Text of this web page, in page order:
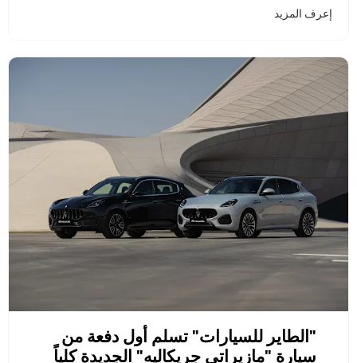
إعرف المزيد
"الطاير للسيارات" تسلم أول دفعة من
سيارة "مازيراتي جريكاليه" الجديدة كلياً